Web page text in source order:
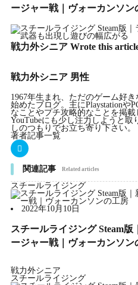
e
r
b
o
o
k
l
ージャー戦｜ヴォーカンソン
戦力外シニア Wrote this
戦力外シニア 男性
1967年生まれ、ただのゲーム好
始めたブログ。主にPlaystationや
なことやプチ攻略的なことを掲
YouTubeにも少し注力しようと
しのつもりでお立ち寄り下さい。
著者記事一覧
関連記事 Related articles
スチールライジング
2022年10月10日
スチールライジング Steam
ージャー戦｜ヴォーカンソン
戦力外シニア
スチールライジング